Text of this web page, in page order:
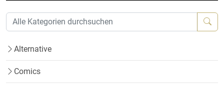
Alternative
Comics